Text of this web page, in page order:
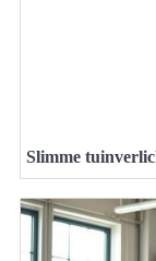
Slimme